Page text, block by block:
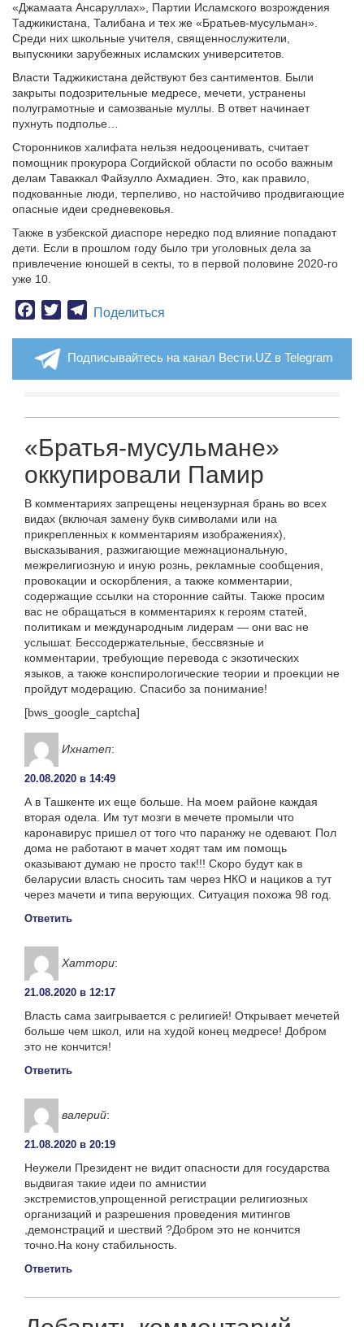
«Джамаата Ансаруллах», Партии Исламского возрождения
Таджикистана, Талибана и тех же «Братьев-мусульман».
Среди них школьные учителя, священнослужители,
выпускники зарубежных исламских университетов.
Власти Таджикистана действуют без сантиментов. Были
закрыты подозрительные медресе, мечети, устранены
полуграмотные и самозваные муллы. В ответ начинает
пухнуть подполье…
Сторонников халифата нельзя недооценивать, считает
помощник прокурора Согдийской области по особо важным
делам Таваккал Файзулло Ахмадиен. Это, как правило,
подкованные люди, терпеливо, но настойчиво продвигающие
опасные идеи средневековья.
Также в узбекской диаспоре нередко под влияние попадают
дети. Если в прошлом году было три уголовных дела за
привлечение юношей в секты, то в первой половине 2020-го
уже 10.
Facebook
TwitterTelegram
Поделиться
Подписывайтесь на канал Вести.UZ в Telegram
«Братья-мусульмане»
оккупировали Памир
В комментариях запрещены нецензурная брань во всех
видах (включая замену букв символами или на
прикрепленных к комментариям изображениях),
высказывания, разжигающие межнациональную,
межрелигиозную и иную рознь, рекламные сообщения,
провокации и оскорбления, а также комментарии,
содержащие ссылки на сторонние сайты. Также просим
вас не обращаться в комментариях к героям статей,
политикам и международным лидерам — они вас не
услышат. Бессодержательные, бессвязные и
комментарии, требующие перевода с экзотических
языков, а также конспирологические теории и проекции не
пройдут модерацию. Спасибо за понимание!
[bws_google_captcha]
Ихнатеп:
20.08.2020 в 14:49
А в Ташкенте их еще больше. На моем районе каждая
вторая одела. Им тут мозги в мечете промыли что
каронавирус пришел от того что паранжу не одевают. Пол
дома не работают в мачет ходят там им помощь
оказывают думаю не просто так!!! Скоро будут как в
беларусии власть сносить там через НКО и нациков a тут
через мачети и типа верующих. Ситуация похожа 98 год.
Ответить
Хаттори:
21.08.2020 в 12:17
Власть сама заигрывается с религией! Открывает мечетей
больше чем школ, или на худой конец медресе! Добром
это не кончится!
Ответить
валерий:
21.08.2020 в 20:19
Неужели Президент не видит опасности для государства
выдвигая такие идеи по амнистии
экстремистов,упрощенной регистрации религиозных
организаций и разрешения проведения митингов
,демонстраций и шествий ?Добром это не кончится
точно.На кону стабильность.
Ответить